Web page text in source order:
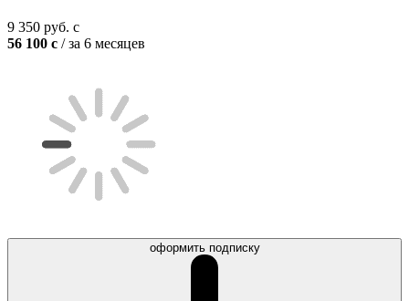
9 350 руб. c
56 100 c / за 6 месяцев
оформить подписку